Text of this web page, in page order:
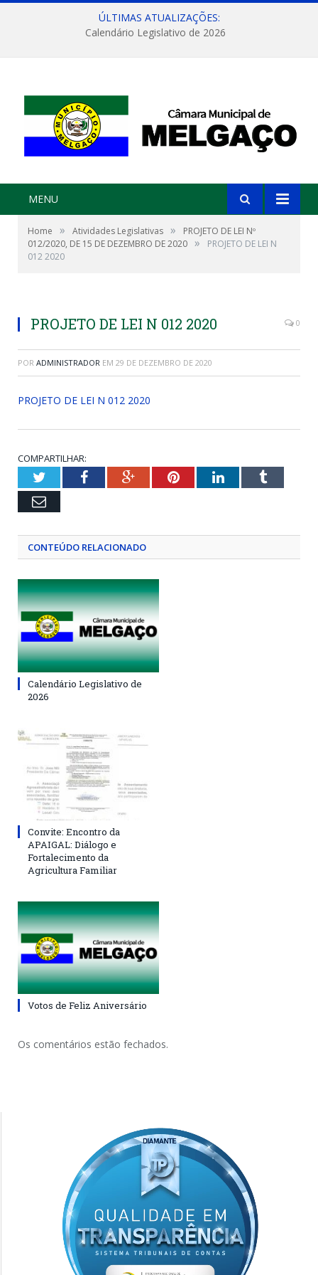
ÚLTIMAS ATUALIZAÇÕES:
Calendário Legislativo de 2026
MENU
Home » Atividades Legislativas »
PROJETO DE LEI Nº
012/2020, DE 15 DE DEZEMBRO DE 2020 »
PROJETO DE LEI N
012 2020
PROJETO DE LEI N 012 2020 0
POR ADMINISTRADOR EM 29 DE DEZEMBRO DE 2020
PROJETO DE LEI N 012 2020
COMPARTILHAR:
TwitterFacebookGoogle+PinterestLinkedInTumblr
Email
CONTEÚDO RELACIONADO
Calendário Legislativo de
2026
Convite: Encontro da
APAIGAL: Diálogo e
Fortalecimento da
Agricultura Familiar
Votos de Feliz Aniversário
Os comentários estão fechados.